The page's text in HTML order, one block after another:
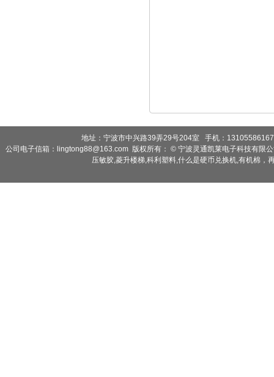
地址：宁波市中兴路39弄29号204室 手机：
公司电子信箱：lingtong88@163.com 版权所有： © 宁波灵通凯莱电子科技有限
压敏胶,菱升楼梯,科利塑料,什么是硬币兑换机,有机棉，